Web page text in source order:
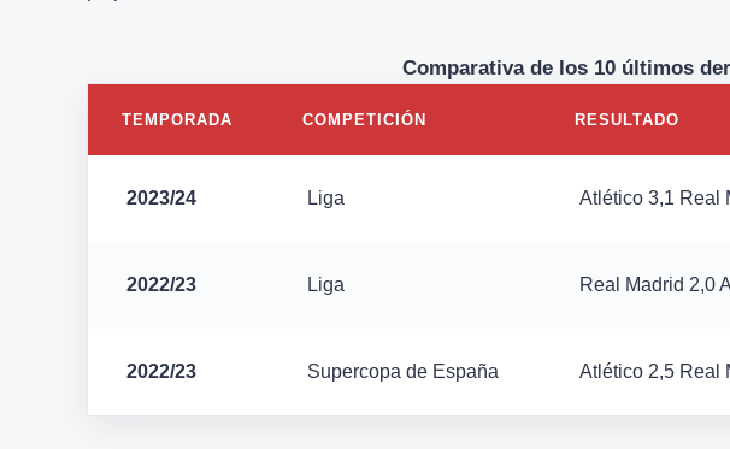
Comparativa de los 10 últimos
TEMPORADA COMPETICIÓN RESULTADO
2023/24 Liga Atlético 3,1 Real
2022/23 Liga Real Madrid 2,0
2022/23 Supercopa de España Atlético 2,5 Real